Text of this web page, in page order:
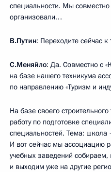
специальности. Мы
организовали…
В.Путин: Переходите сейчас
С.Меняйло: Да. Совместно с
на базе нашего техникума
по направлению «Туризм и
На базе своего
работу по подготовке
специальностей. Тема: школа
И вот сейчас мы ассоциацию
учебных заведений
и выходим уже на другие